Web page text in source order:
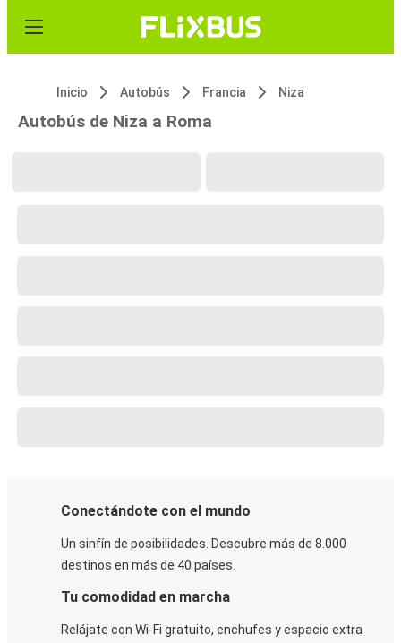
Inicio Autobús Francia Niza
Autobús de Niza a Roma
Conectándote con el mundo
Un sinfín de posibilidades. Descubre más de 8.000
destinos en más de 40 países.
Tu comodidad en marcha
Relájate con Wi-Fi gratuito, enchufes y espacio extra